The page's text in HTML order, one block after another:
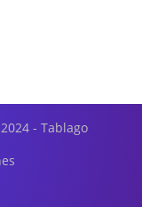
- Tablago